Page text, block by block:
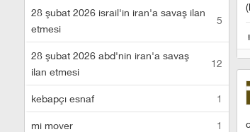
28 şubat 2026 israil'in iran'a savaş ilan
etmesi
5
28 şubat 2026 abd'nin iran'a savaş
ilan etmesi
12
kebapçı esnaf 1
mi mover 1